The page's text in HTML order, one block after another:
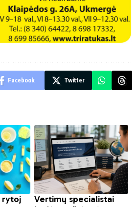
Facebook Twitter